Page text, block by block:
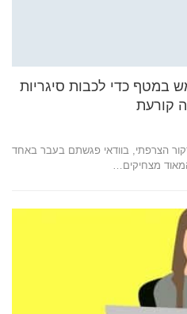
במטף כדי לכבות סיגריות
קורעת
הצרפתי, בוודאי פגשתם בעבר באחד
מצחיקים…